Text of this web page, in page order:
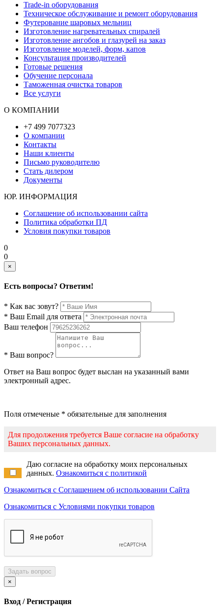
Trade-in оборудования
Техническое обслуживание и ремонт оборудования
Футерование шаровых мельниц
Изготовление нагревательных спиралей
Изготовление ангобов и глазурей на заказ
Изготовление моделей, форм, капов
Консультация производителей
Готовые решения
Обучение персонала
Таможенная очистка товаров
Все услуги
О КОМПАНИИ
+7 499 7077323
О компании
Контакты
Наши клиенты
Письмо руководителю
Стать дилером
Документы
ЮР. ИНФОРМАЦИЯ
Соглашение об использовании сайта
Политика обработки ПД
Условия покупки товаров
0
0
×
Есть вопросы? Ответим!
* Как вас зовут?
* Ваш Email для ответа
Ваш телефон
* Ваш вопрос?
Ответ на Ваш вопрос будет выслан на указанный вами
электронный адрес.
Поля отмеченые * обязательные для заполнения
Для продолжения требуется Ваше согласие на обработку
Ваших персональных данных.
Даю согласие на обработку моих персональных
данных. Ознакомиться с политикой
Ознакомиться с Соглашением об использовании Сайта
Ознакомиться с Условиями покупки товаров
Задать вопрос
×
Вход / Регистрация